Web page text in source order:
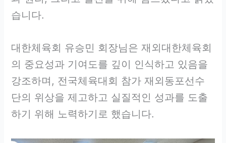
습니다.
대한체육회 유승민 회장님은 재외대한체육회
의 중요성과 기여도를 깊이 인식하고 있음을
강조하며, 전국체육대회 참가 재외동포선수
단의 위상을 제고하고 실질적인 성과를 도출
하기 위해 노력하기로 했습니다.